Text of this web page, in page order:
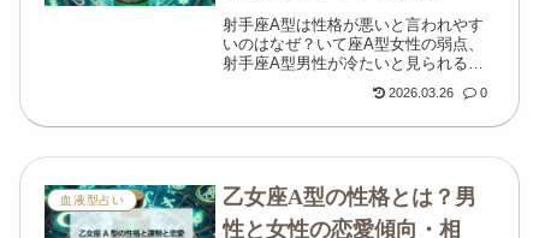
射手座A型は性格が悪いと言われやす
いのはなぜ？いて座A型女性の弱点、
射手座A型男性が冷たいと見られる理
わかりやすく解説します。2026.03.26 0
血液型占い
乙女座A型の性格とは？男
性と女性の恋愛傾向・相